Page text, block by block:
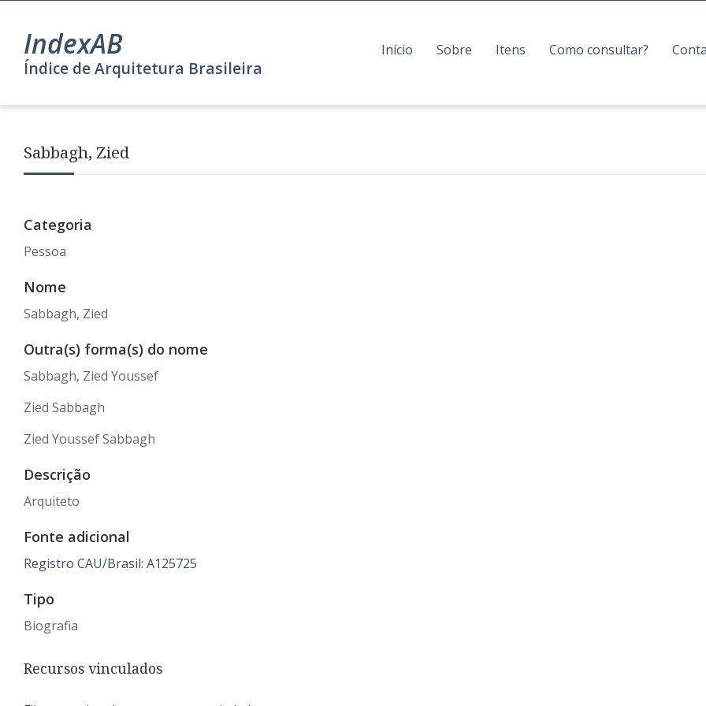
IndexAB
Índice de Arquitetura Brasileira
Início Sobre Itens Como consultar?
Sabbagh, Zied
Categoria
Pessoa
Nome
Sabbagh, Zied
Outra(s) forma(s) do nome
Sabbagh, Zied Youssef
Zied Sabbagh
Zied Youssef Sabbagh
Descrição
Arquiteto
Fonte adicional
Registro CAU/Brasil: A125725
Tipo
Biografia
Recursos vinculados